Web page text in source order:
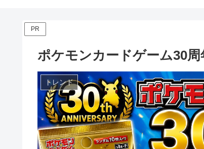
PR
ポケモンカードゲーム30
トレンド